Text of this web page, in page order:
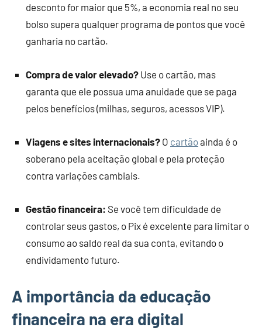
desconto for maior que 5%, a economia real no seu
bolso supera qualquer programa de pontos que você
ganharia no cartão.
Compra de valor elevado? Use o cartão, mas
garanta que ele possua uma anuidade que se paga
pelos benefícios (milhas, seguros, acessos VIP).
Viagens e sites internacionais? O cartãoainda é o
soberano pela aceitação global e pela proteção
contra variações cambiais.
Gestão financeira: Se você tem dificuldade de
controlar seus gastos, o Pix é excelente para limitar o
consumo ao saldo real da sua conta, evitando o
endividamento futuro.
A importância da educação
financeira na era digital